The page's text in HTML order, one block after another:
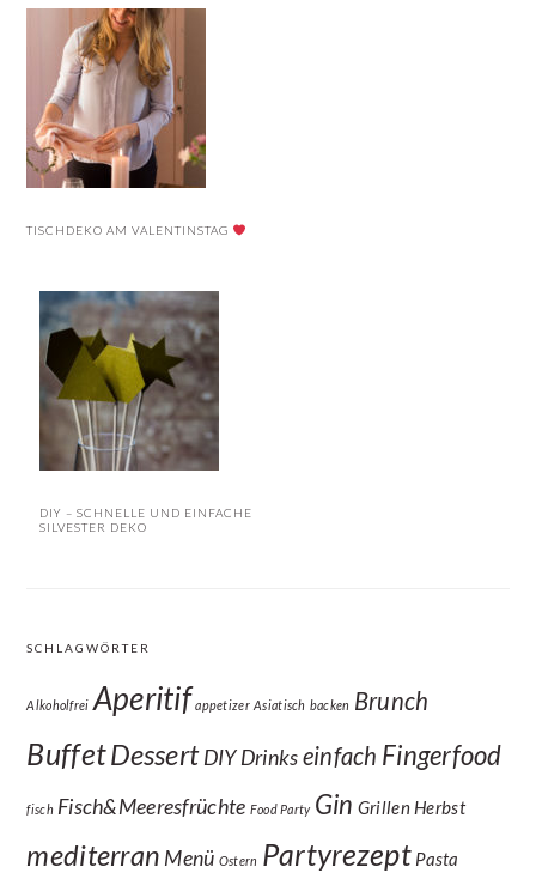
TISCHDEKO AM VALENTINSTAG
DIY – SCHNELLE UND EINFACHE
SILVESTER DEKO
SCHLAGWÖRTER
Alkoholfrei Aperitif appetizer Asiatisch backen Brunch
BuffetDessert DIY Drinkseinfach Fingerfood
fisch Fisch&Meeresfrüchte Food Party Gin Grillen Herbst
mediterran Menü Ostern Partyrezept Pasta